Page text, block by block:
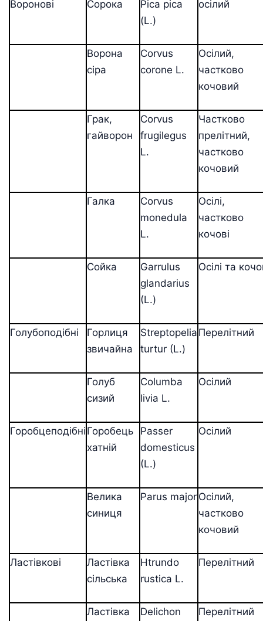
Воронові Сорока
Ріса ріса
(L.)
осілий
Ворона
сіра
Corvus
corone L.
Осілий,
частково
кочовий
Грак,
гайворон
Corvus
frugilegus
L.
Частково
прелітний,
частково
кочовий
Галка
Corvus
monedula
L.
Осілі,
частково
кочові
Сойка
Garrulus
glandarius
(L.)
Осілі та
Голубоподібні
Горлиця
звичайна
Streptopelia
turtur (L.)
Перелітний
Голуб
сизий
Columba
livia L.
Осілий
Горобцеподібні Горобець
хатній
Passer
domesticus
(L.)
Осілий
Велика
синиця
Parus major Осілий,
частково
кочовий
Ластівкові
Ластівка
сільська
Htrundo
rustica L.
Перелітний
Ластівка
Delichon
Перелітний